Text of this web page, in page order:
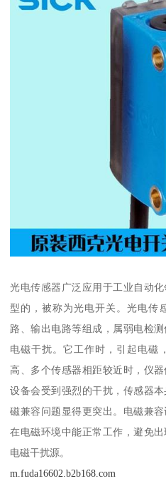
光电传感器广泛应用于工业自动
型的，被称为光电开关。光电传
路、输出电路等组成，属弱电检
电磁干扰。它工作时，引起电磁
高、多个传感器相距较近时，仪
设备会受到强烈的干扰，传感器
磁兼容问题显得更突出。电磁兼
在电磁环境中能正常工作，避免
电磁干扰源。
m.fuda16602.b2b168.com